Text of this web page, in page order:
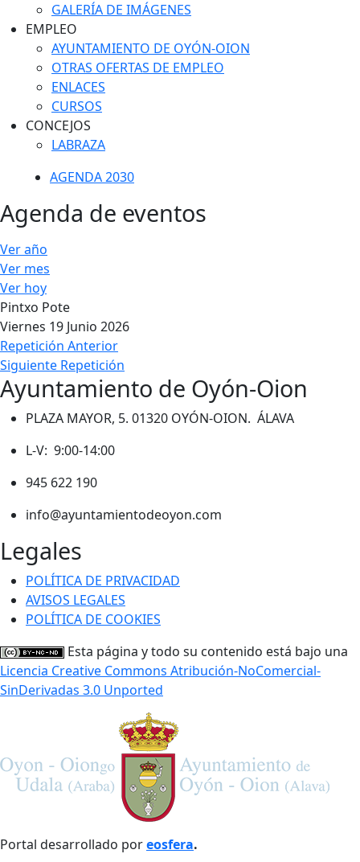
GALERÍA DE IMÁGENES
EMPLEO
AYUNTAMIENTO DE OYÓN-OION
OTRAS OFERTAS DE EMPLEO
ENLACES
CURSOS
CONCEJOS
LABRAZA
AGENDA 2030
Agenda de eventos
Ver año
Ver mes
Ver hoy
Pintxo Pote
Viernes 19 Junio 2026
Repetición Anterior
Siguiente Repetición
Ayuntamiento de Oyón-Oion
PLAZA MAYOR, 5. 01320 OYÓN-OION. ÁLAVA
L-V: 9:00-14:00
945 622 190
info@ayuntamientodeoyon.com
Legales
POLÍTICA DE PRIVACIDAD
AVISOS LEGALES
POLÍTICA DE COOKIES
Esta página y todo su contenido está bajo una
Licencia Creative Commons Atribución-NoComercial-
SinDerivadas 3.0 Unported
Portal desarrollado poreosfera.